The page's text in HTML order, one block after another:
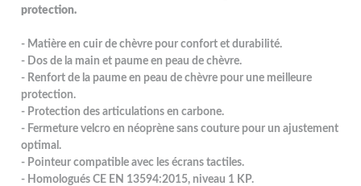
protection.
- Matière en cuir de chèvre pour confort et durabilité.
- Dos de la main et paume en peau de chèvre.
- Renfort de la paume en peau de chèvre pour une meilleure
protection.
- Protection des articulations en carbone.
- Fermeture velcro en néoprène sans couture pour un ajustement
optimal.
- Pointeur compatible avec les écrans tactiles.
- Homologués CE EN 13594:2015, niveau 1 KP.